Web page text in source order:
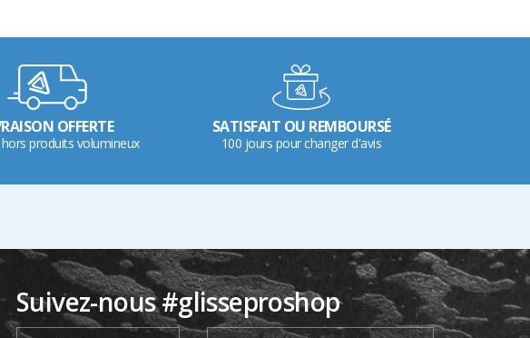
OFFERTE
produits volumineux
SATISFAIT OU REMBOURSÉ
100 jours pour changer d'avis
Suivez-nous #glisseproshop